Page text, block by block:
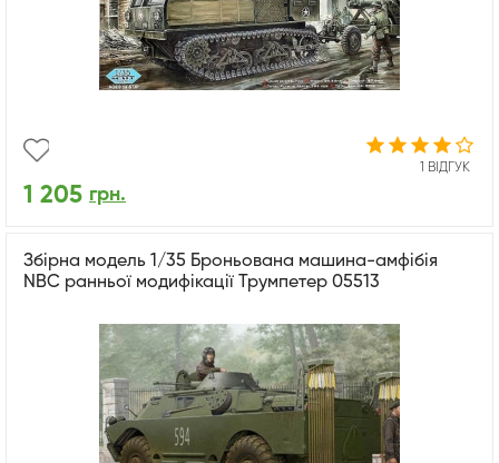
1 ВІДГУК
1 205 грн.
Збірна модель 1/35 Броньована машина-амфібія
NBC ранньої модифікації Трумпетер 05513